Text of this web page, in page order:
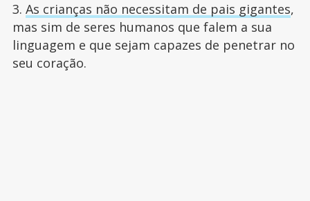
3. As crianças não necessitam de pais gigantes,
mas sim de seres humanos que falem a sua
linguagem e que sejam capazes de penetrar no
seu coração.